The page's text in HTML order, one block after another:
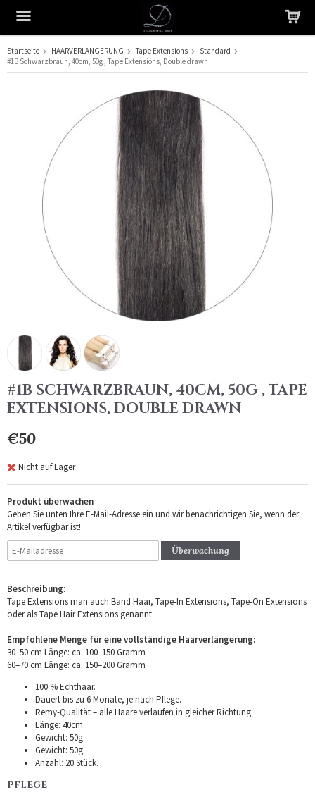
Das Produkt wurde in Ihren Warenkorb gelegt
Startseite HAARVERLÄNGERUNG Tape Extensions
Standard
#1B Schwarzbraun, 40cm, 50g , Tape Extensions, Double drawn
#1B SCHWARZBRAUN, 40CM, 50G , TAPE
EXTENSIONS, DOUBLE DRAWN
€50
Nicht auf Lager
Produkt überwachen
Geben Sie unten Ihre E-Mail-Adresse ein und wir benachrichtigen Sie, wenn der
Artikel verfügbar ist!
Überwachung
Beschreibung:
Tape Extensions man auch Band Haar, Tape-In Extensions, Tape-On Extensions
oder als Tape Hair Extensions genannt.
Empfohlene Menge für eine vollständige Haarverlängerung:
30–50 cm Länge: ca. 100–150 Gramm
60–70 cm Länge: ca. 150–200 Gramm
100 % Echthaar.
Dauert bis zu 6 Monate, je nach Pflege.
Remy-Qualität – alle Haare verlaufen in gleicher Richtung.
Länge: 40cm.
Gewicht: 50g.
Gewicht: 50g.
Anzahl: 20 Stück.
PFLEGE